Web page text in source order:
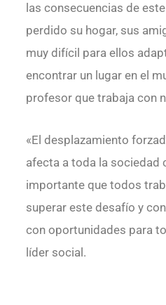
las consecuencias de
perdido su hogar, sus
muy difícil para ellos
encontrar un lugar en el
profesor que trabaja con
«El desplazamiento
afecta a toda la sociedad
importante que todos
superar este desafío y
con oportunidades para
líder social.